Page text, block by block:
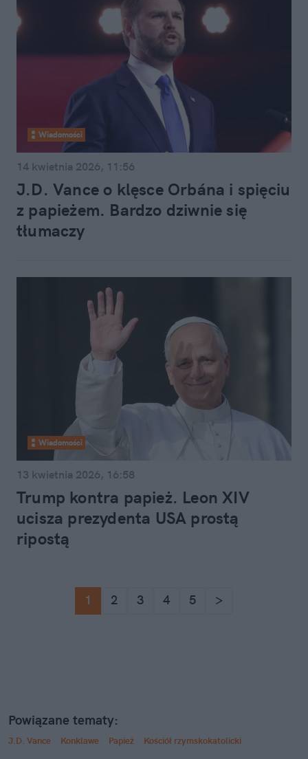
Wiadomości
14 kwietnia 2026, 11:56
J.D. Vance o klęsce Orbána i spięciu
z papieżem. Bardzo dziwnie się
tłumaczy
Wiadomości
13 kwietnia 2026, 16:58
Trump kontra papież. Leon XIV
ucisza prezydenta USA prostą
ripostą
1 2 3 4 5 >
Powiązane tematy:
J.D. Vance Konklawe Papież Kościół rzymskokatolicki